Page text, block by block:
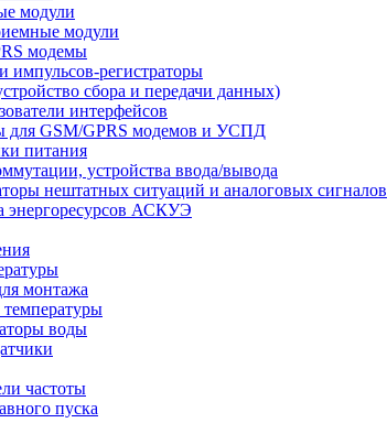
модули
модули
модемы
импульсов-регистраторы
сбора и передачи данных)
интерфейсов
для GSM/GPRS модемов и УСПД
питания
устройства ввода/вывода
нештатных ситуаций и аналоговых сигналов
энергоресурсов АСКУЭ
монтажа
воды
частоты
пуска